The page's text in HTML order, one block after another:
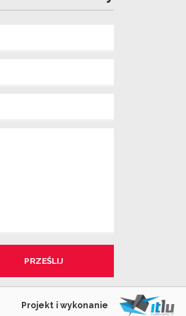
Projekt i wykonanie